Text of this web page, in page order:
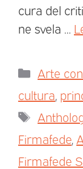
cura del
ne svela …
Arte
cultura
Firmafede
Firmafede